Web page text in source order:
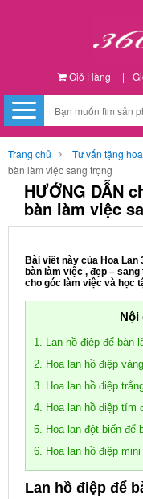
Giỏ Hàng |
Trang chủ Tư vấn tặng hoa
bàn làm việc sang trọng
HƯỚNG DẪN
bàn làm việc
Bài viết này của Hoa
bàn làm việc , đẹp –
cho góc làm việc và học
Nội
1. Lan hồ điệp để bàn
2. Hoa lan hồ điệp
3. Hoa lan hồ điệp
4. Hoa lan hồ điệp tím
5. Hoa lan đột biến để
6. Hoa lan hồ điệp mini
Lan hồ điệp để